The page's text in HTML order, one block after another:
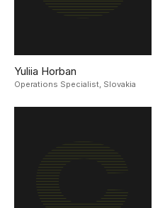
Yuliia Horban
Operations Specialist, Slovakia